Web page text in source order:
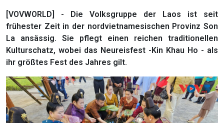
[VOVWORLD] - Die Volksgruppe der Laos ist seit
frühester Zeit in der nordvietnamesischen Provinz Son
La ansässig. Sie pflegt einen reichen traditionellen
Kulturschatz, wobei das Neureisfest -Kin Khau Ho - als
ihr größtes Fest des Jahres gilt.